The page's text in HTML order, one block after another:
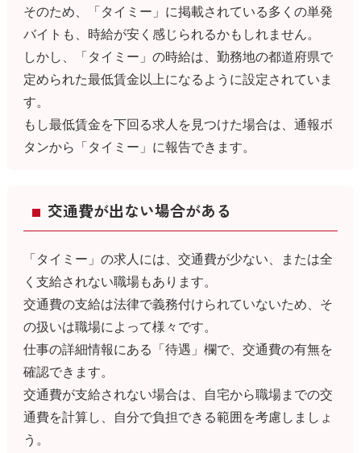
そのため、「タイミー」に掲載されている多くの単発
バイトも、時給が安く感じられるかもしれません。
しかし、「タイミー」の時給は、勤務地の都道府県で
定められた最低賃金以上になるように設定されていま
す。
もし最低賃金を下回る求人を見つけた場合は、通報ボ
タンから「タイミー」に報告できます。
交通費が出ない場合がある
「タイミー」の求人には、交通費が少ない、または全
く支給されない職場もあります。
交通費の支給は法律で義務付けられていないため、そ
の扱いは職場によって様々です。
仕事の詳細情報にある「待遇」欄で、交通費の有無を
確認できます。
交通費が支給されない場合は、自宅から職場までの交
通費を計算し、自分で負担できる範囲を考慮しましょ
う。